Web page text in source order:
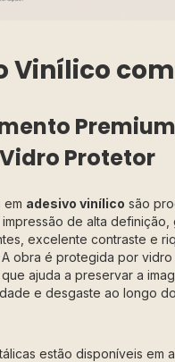
Vinílico
Vidro Protetor
em adesivo vinílico são
de alta definição,
excelente contraste e
obra é protegida por vidro
ajuda a preservar a
e desgaste ao longo
estão disponíveis em